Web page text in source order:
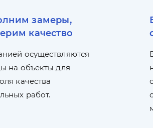
замеры,
качество
осуществляются
на объекты для
качества
работ.